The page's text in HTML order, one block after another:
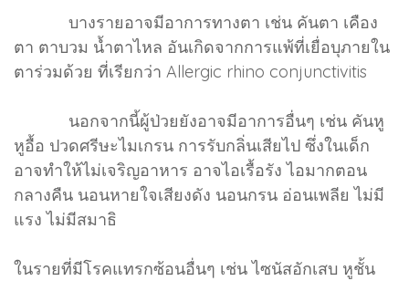
บางรายอาจมีอาการทางตา เช่น คันตา เคือง
ตา ตาบวม น้ำตาไหล อันเกิดจากการแพ้ที่เยื่อบุภายใน
ตาร่วมด้วย ที่เรียกว่า Allergic rhino conjunctivitis
นอกจากนี้ผู้ป่วยยังอาจมีอาการอื่นๆ เช่น คันหู
หูอื้อ ปวดศรีษะไมเกรน การรับกลิ่นเสียไป ซึ่งในเด็ก
อาจทำให้ไม่เจริญอาหาร อาจไอเรื้อรัง ไอมากตอน
กลางคืน นอนหายใจเสียงดัง นอนกรน อ่อนเพลีย ไม่มี
แรง ไม่มีสมาธิ
ในรายที่มีโรคแทรกซ้อนอื่นๆ เช่น ไซนัสอักเสบ หูชั้น